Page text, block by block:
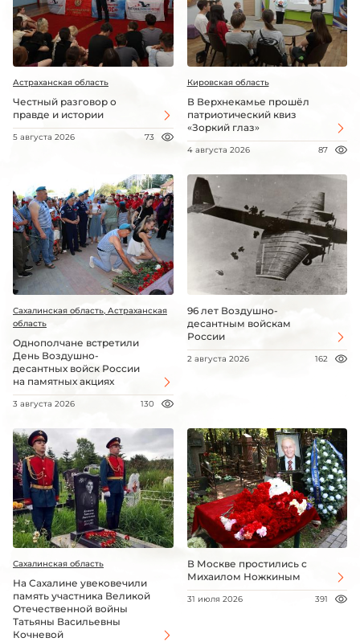
Астраханская область
Честный разговор о
правде и истории
5 августа 2026 73
Кировская область
В Верхнекамье прошёл
патриотический квиз
«Зоркий глаз»
4 августа 2026 87
Сахалинская область, Астраханская
область
Однополчане встретили
День Воздушно-
десантных войск России
на памятных акциях
3 августа 2026 130
96 лет Воздушно-
десантным войскам
России
2 августа 2026 162
Сахалинская область
На Сахалине увековечили
память участника Великой
Отечественной войны
Татьяны Васильевны
Кочневой
В Москве простились с
Михаилом Ножкиным
31 июля 2026 391